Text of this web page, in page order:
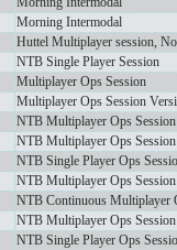
Morning Intermodal
Huttel Multiplayer session,
NTB Single Player Session
Multiplayer Ops Session
Multiplayer Ops Session
NTB Multiplayer Ops
NTB Multiplayer Ops
NTB Single Player Ops
NTB Multiplayer Ops
NTB Continuous Multiplayer
NTB Multiplayer Ops
NTB Single Player Ops